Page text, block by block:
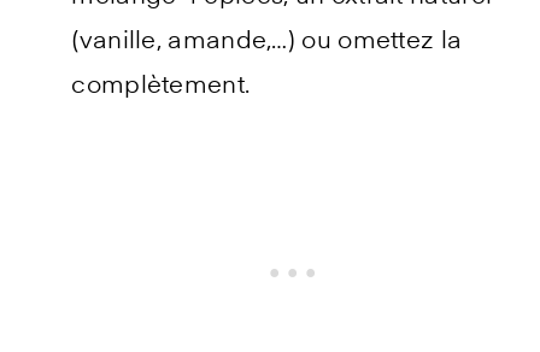
(vanille, amande,…) ou omettez la
complètement.